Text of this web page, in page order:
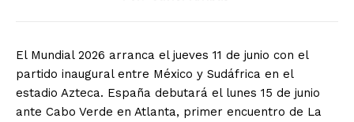
El Mundial 2026 arranca el jueves 11 de junio con el
partido inaugural entre México y Sudáfrica en el
estadio Azteca. España debutará el lunes 15 de junio
ante Cabo Verde en Atlanta, primer encuentro de La